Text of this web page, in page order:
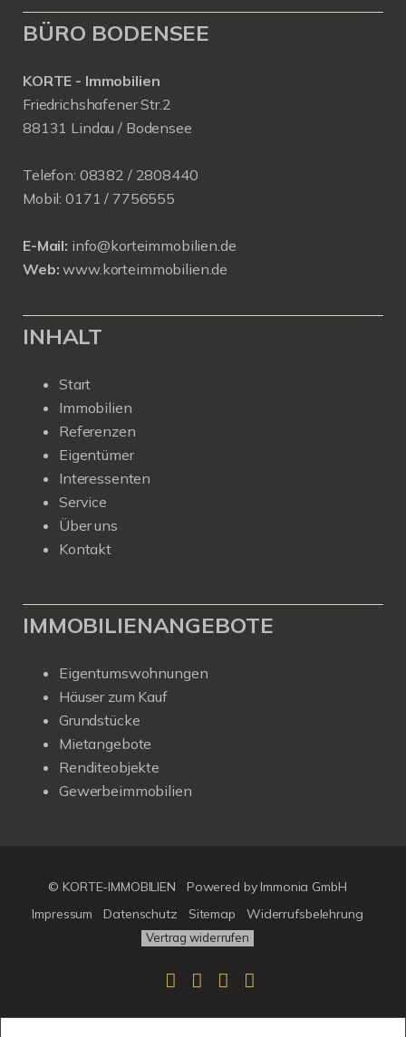
BÜRO BODENSEE
KORTE - Immobilien
Friedrichshafener Str.2
88131 Lindau / Bodensee
Telefon: 08382 / 2808440
Mobil: 0171 / 7756555
E-Mail: info@korteimmobilien.de
Web: www.korteimmobilien.de
INHALT
Start
Immobilien
Referenzen
Eigentümer
Interessenten
Service
Über uns
Kontakt
IMMOBILIENANGEBOTE
Eigentumswohnungen
Häuser zum Kauf
Grundstücke
Mietangebote
Renditeobjekte
Gewerbeimmobilien
© KORTE-IMMOBILIEN
Powered by Immonia GmbH
Impressum
Datenschutz Sitemap Widerrufsbelehrung
Vertrag widerrufen